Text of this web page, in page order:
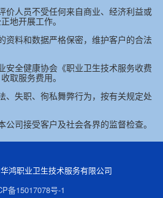
价人员不受任何来自商业、经济利益或
地开展工作。
资料和数据严格保密，维护客户的合法
安全健康协会《职业卫生技术服务收费
取服务费用。
、失职、徇私舞弊行为，按有关规定处
公司接受客户及社会各界的监督检查。
鸿职业卫生技术服务有限公司
备15017078号-1